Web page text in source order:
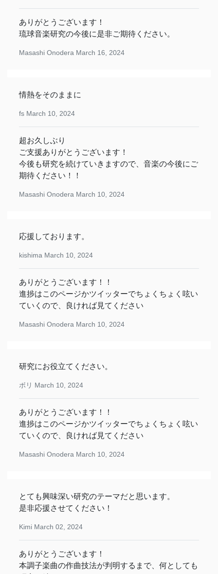
ありがとうございます！
琉球音楽研究の今後に是非ご期待ください。
Masashi Onodera March 16, 2024
情熱をそのままに
fs March 10, 2024
超お久しぶり
ご支援ありがとうございます！
今後も研究を続けていきますので、音楽の今後にご
期待ください！！
Masashi Onodera March 10, 2024
応援しております。
kishima March 10, 2024
ありがとうございます！！
進捗はこのページかツイッターでちょくちょく呟い
ていくので、良ければ見てください
Masashi Onodera March 10, 2024
研究にお役立てください。
ボリ March 10, 2024
ありがとうございます！！
進捗はこのページかツイッターでちょくちょく呟い
ていくので、良ければ見てください
Masashi Onodera March 10, 2024
とても興味深い研究のテーマだと思います。
是非応援させてください！
Kimi March 02, 2024
ありがとうございます！
本調子楽曲の作曲技法が判明するまで、何としても